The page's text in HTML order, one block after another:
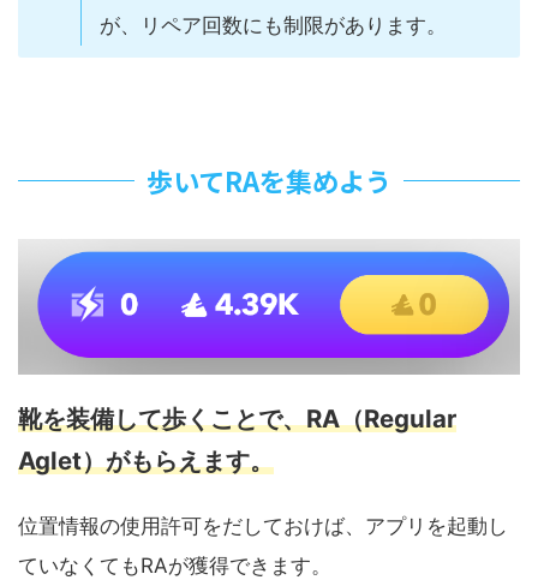
が、リペア回数にも制限があります。
歩いてRAを集めよう
靴を装備して歩くことで、RA（Regular
Aglet）がもらえます。
位置情報の使用許可をだしておけば、アプリを起動し
ていなくてもRAが獲得できます。